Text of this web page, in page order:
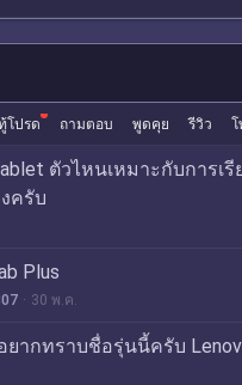
โปรด ถามตอบ พูดคุย รีวิว โ
ตัวไหนเหมาะกับการเ
ครับ
Plus
30 พ.ค.
ยากทราบชื่อรุ่นนี้ครับ